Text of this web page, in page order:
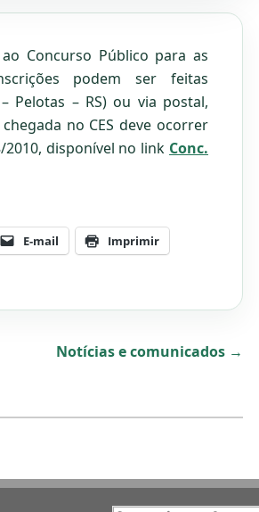
Concurso Público para as
podem ser feitas
Pelotas – RS) ou via postal,
no CES deve ocorrer
2010, disponível no link Conc.
E-mail Imprimir
Notícias e comunicados →